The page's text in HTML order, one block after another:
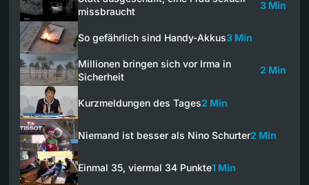
missbraucht
3 Min
So gefährlich sind Handy-Akkus3 Min
Millionen bringen sich vor Irma in
Sicherheit
2 Min
Kurzmeldungen des Tages2 Min
Niemand ist besser als Nino Schurter2 Min
Einmal 35, viermal 34 Punkte1 Min